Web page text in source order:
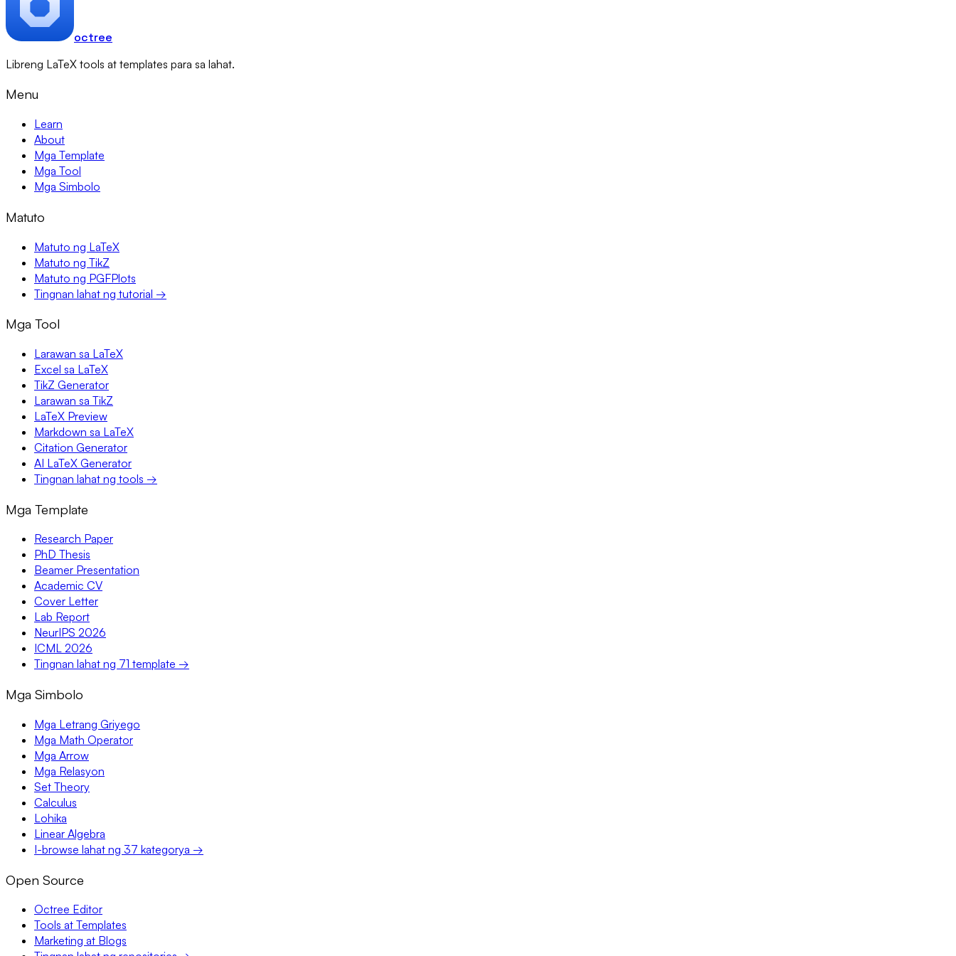
octree
Libreng LaTeX tools at templates para sa lahat.
Menu
Learn
About
Mga Template
Mga Tool
Mga Simbolo
Matuto
Matuto ng LaTeX
Matuto ng TikZ
Matuto ng PGFPlots
Tingnan lahat ng tutorial →
Mga Tool
Larawan sa LaTeX
Excel sa LaTeX
TikZ Generator
Larawan sa TikZ
LaTeX Preview
Markdown sa LaTeX
Citation Generator
AI LaTeX Generator
Tingnan lahat ng tools →
Mga Template
Research Paper
PhD Thesis
Beamer Presentation
Academic CV
Cover Letter
Lab Report
NeurIPS 2026
ICML 2026
Tingnan lahat ng 71 template →
Mga Simbolo
Mga Letrang Griyego
Mga Math Operator
Mga Arrow
Mga Relasyon
Set Theory
Calculus
Lohika
Linear Algebra
I-browse lahat ng 37 kategorya →
Open Source
Octree Editor
Tools at Templates
Marketing at Blogs